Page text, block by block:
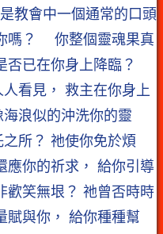
個通常的口頭
嗎？ 你整個靈魂果真
否已在你身上降臨？
看見， 救主在你身上
浪似的沖洗你的靈
所？ 祂使你免於煩
你的祈求， 給你引導
歡笑無垠？ 祂曾否時時
與你， 給你種種幫